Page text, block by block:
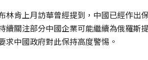
林肯上月訪華曾經提到，中國已經作出
續關注部分中國企業可能繼續為俄羅斯
求中國政府對此保持高度警惕。